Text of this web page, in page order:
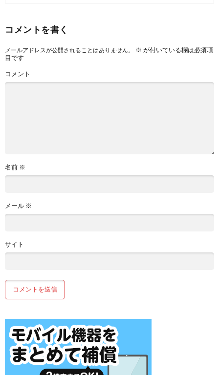
コメントを書く
メールアドレスが公開されることはありません。 ※ が付いている欄は必須項
目です
コメント
名前 ※
メール ※
サイト